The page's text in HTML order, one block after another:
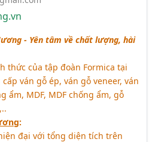
- Yên tâm về chất lượng, hài
thức của tập đoàn Formica tại
ván gỗ ép, ván gỗ veneer, ván
ẩm, MDF, MDF chống ẩm, gỗ
:
đại với tổng diện tích trên